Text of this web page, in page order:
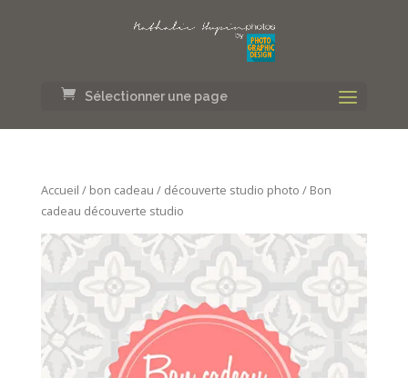
Sélectionner une page
Accueil / bon cadeau / découverte studio photo / Bon
cadeau découverte studio